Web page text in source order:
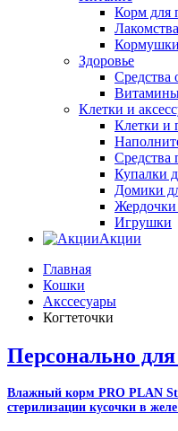
Корм для
Здоровье
Средства
Клетки и
Клетки и
Средства
Купалки
Домики
Игрушки
Акции
Главная
Кошки
Акссесуары
Когтеточки
Персонально для
Влажный корм PRO PLAN
стерилизации кусочки в